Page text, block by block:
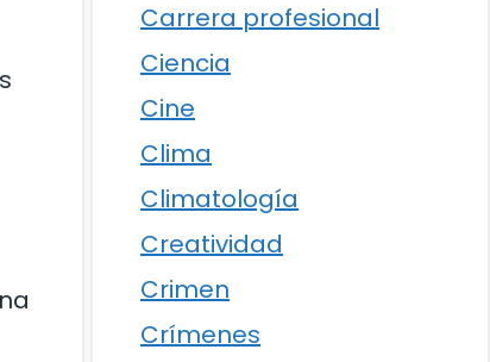
Carrera profesional
Ciencia
Cine
Clima
Climatología
Creatividad
Crimen
Crímenes